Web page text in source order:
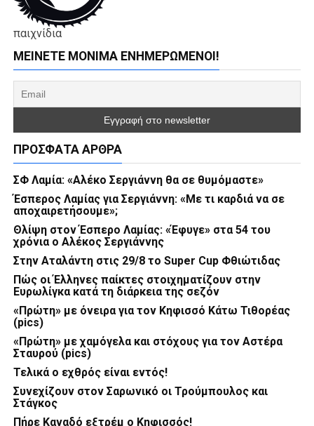
παιχνίδια
ΜΕΊΝΕΤΕ ΜΌΝΙΜΑ ΕΝΗΜΕΡΏΜΕΝΟΙ!
ΠΡΌΣΦΑΤΑ ΆΡΘΡΑ
ΣΦ Λαμία: «Αλέκο Σεργιάννη θα σε θυμόμαστε»
Έσπερος Λαμίας για Σεργιάννη: «Με τι καρδιά να σε
αποχαιρετήσουμε»;
Θλίψη στον Έσπερο Λαμίας: «Έφυγε» στα 54 του
χρόνια ο Αλέκος Σεργιάννης
Στην Αταλάντη στις 29/8 το Super Cup Φθιώτιδας
Πώς οι Έλληνες παίκτες στοιχηματίζουν στην
Ευρωλίγκα κατά τη διάρκεια της σεζόν
«Πρώτη» με όνειρα για τον Κηφισσό Κάτω Τιθορέας
(pics)
«Πρώτη» με χαμόγελα και στόχους για τον Αστέρα
Σταυρού (pics)
Τελικά ο εχθρός είναι εντός!
Συνεχίζουν στον Σαρωνικό οι Τρούμπουλος και
Στάγκος
Πήρε Καναδό εξτρέμ ο Κηφισσός!